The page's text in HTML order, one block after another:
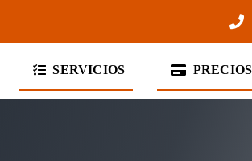
SERVICIOS PRECIOS